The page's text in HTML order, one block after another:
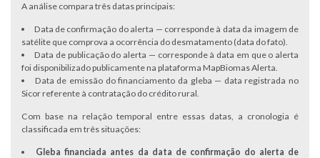
A análise compara três datas principais:
Data de confirmação do alerta — corresponde à data da imagem de
satélite que comprova a ocorrência do desmatamento (data do fato).
Data de publicação do alerta — corresponde à data em que o alerta
foi disponibilizado publicamente na plataforma MapBiomas Alerta.
Data de emissão do financiamento da gleba — data registrada no
Sicor referente à contratação do crédito rural.
Com base na relação temporal entre essas datas, a cronologia é
classificada em três situações:
Gleba financiada antes da data de confirmação do alerta de